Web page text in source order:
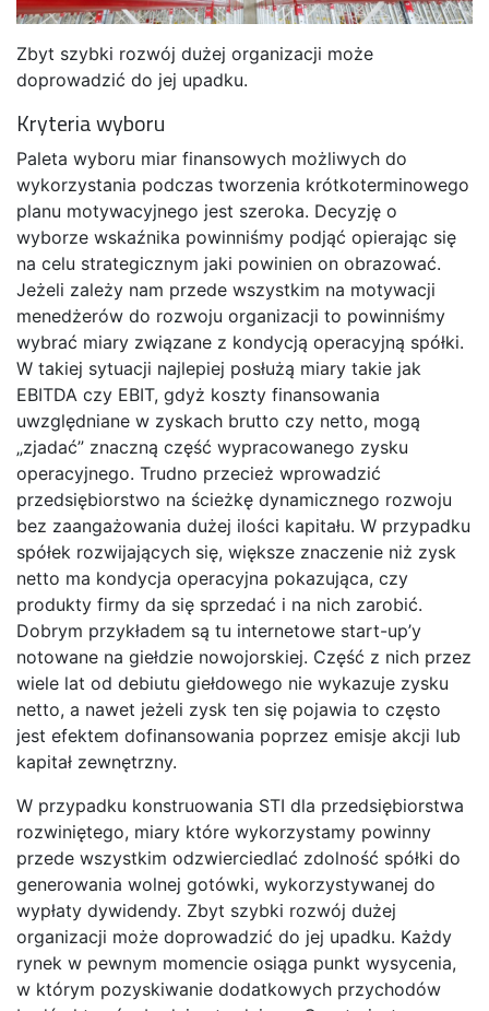
Zbyt szybki rozwój dużej organizacji może
doprowadzić do jej upadku.
Kryteria wyboru
Paleta wyboru miar finansowych możliwych do
wykorzystania podczas tworzenia krótkoterminowego
planu motywacyjnego jest szeroka. Decyzję o
wyborze wskaźnika powinniśmy podjąć opierając się
na celu strategicznym jaki powinien on obrazować.
Jeżeli zależy nam przede wszystkim na motywacji
menedżerów do rozwoju organizacji to powinniśmy
wybrać miary związane z kondycją operacyjną spółki.
W takiej sytuacji najlepiej posłużą miary takie jak
EBITDA czy EBIT, gdyż koszty finansowania
uwzględniane w zyskach brutto czy netto, mogą
„zjadać” znaczną część wypracowanego zysku
operacyjnego. Trudno przecież wprowadzić
przedsiębiorstwo na ścieżkę dynamicznego rozwoju
bez zaangażowania dużej ilości kapitału. W przypadku
spółek rozwijających się, większe znaczenie niż zysk
netto ma kondycja operacyjna pokazująca, czy
produkty firmy da się sprzedać i na nich zarobić.
Dobrym przykładem są tu internetowe start-up’y
notowane na giełdzie nowojorskiej. Część z nich przez
wiele lat od debiutu giełdowego nie wykazuje zysku
netto, a nawet jeżeli zysk ten się pojawia to często
jest efektem dofinansowania poprzez emisje akcji lub
kapitał zewnętrzny.
W przypadku konstruowania STI dla przedsiębiorstwa
rozwiniętego, miary które wykorzystamy powinny
przede wszystkim odzwierciedlać zdolność spółki do
generowania wolnej gotówki, wykorzystywanej do
wypłaty dywidendy. Zbyt szybki rozwój dużej
organizacji może doprowadzić do jej upadku. Każdy
rynek w pewnym momencie osiąga punkt wysycenia,
w którym pozyskiwanie dodatkowych przychodów